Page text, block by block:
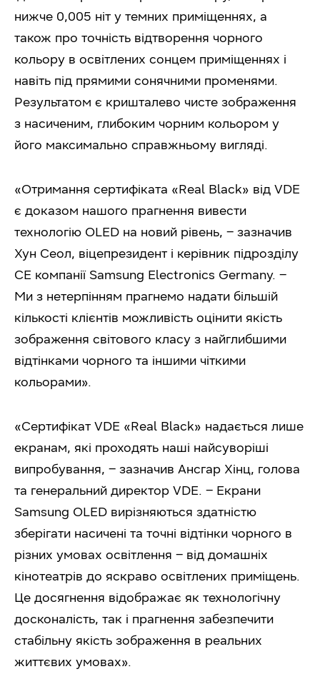
нижче 0,005 ніт у темних приміщеннях, а
також про точність відтворення чорного
кольору в освітлених сонцем приміщеннях і
навіть під прямими сонячними променями.
Результатом є кришталево чисте зображення
з насиченим, глибоким чорним кольором у
його максимально справжньому вигляді.
«Отримання сертифіката «Real Black» від VDE
є доказом нашого прагнення вивести
технологію OLED на новий рівень, – зазначив
Хун Сеол, віцепрезидент і керівник підрозділу
CE компанії Samsung Electronics Germany. –
Ми з нетерпінням прагнемо надати більшій
кількості клієнтів можливість оцінити якість
зображення світового класу з найглибшими
відтінками чорного та іншими чіткими
кольорами».
«Сертифікат VDE «Real Black» надається лише
екранам, які проходять наші найсуворіші
випробування, – зазначив Ансгар Хінц, голова
та генеральний директор VDE. – Екрани
Samsung OLED вирізняються здатністю
зберігати насичені та точні відтінки чорного в
різних умовах освітлення – від домашніх
кінотеатрів до яскраво освітлених приміщень.
Це досягнення відображає як технологічну
досконалість, так і прагнення забезпечити
стабільну якість зображення в реальних
життєвих умовах».